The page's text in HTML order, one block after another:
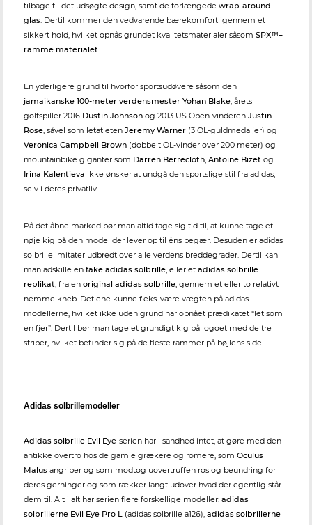
tilbage til det udsøgte design, samt de forlængede wrap-around-
glas. Dertil kommer den vedvarende bærekomfort igennem et
sikkert hold, hvilket opnås grundet kvalitetsmaterialer såsom SPX™–
ramme materialet.
En yderligere grund til hvorfor sportsudøvere såsom den
jamaikanske 100-meter verdensmester Yohan Blake, årets
golfspiller 2016 Dustin Johnson og 2013 US Open-vinderen Justin
Rose, såvel som letatleten Jeremy Warner (3 OL-guldmedaljer) og
Veronica Campbell Brown (dobbelt OL-vinder over 200 meter) og
mountainbike giganter som Darren Berrecloth, Antoine Bizet og
Irina Kalentieva ikke ønsker at undgå den sportslige stil fra adidas,
selv i deres privatliv.
På det åbne marked bør man altid tage sig tid til, at kunne tage et
nøje kig på den model der lever op til éns begær. Desuden er adidas
solbrille imitater udbredt over alle verdens breddegrader. Dertil kan
man adskille en fake adidas solbrille, eller et adidas solbrille
replikat, fra en original adidas solbrille, gennem et eller to relativt
nemme kneb. Det ene kunne f.eks. være vægten på adidas
modellerne, hvilket ikke uden grund har opnået prædikatet “let som
en fjer”. Dertil bør man tage et grundigt kig på logoet med de tre
striber, hvilket befinder sig på de fleste rammer på bøjlens side.
Adidas solbrillemodeller
Adidas solbrille Evil Eye-serien har i sandhed intet, at gøre med den
antikke overtro hos de gamle grækere og romere, som Oculus
Malus angriber og som modtog uovertruffen ros og beundring for
deres gerninger og som rækker langt udover hvad der egentlig står
dem til. Alt i alt har serien flere forskellige modeller: adidas
solbrillerne Evil Eye Pro L (adidas solbrille a126), adidas solbrillerne